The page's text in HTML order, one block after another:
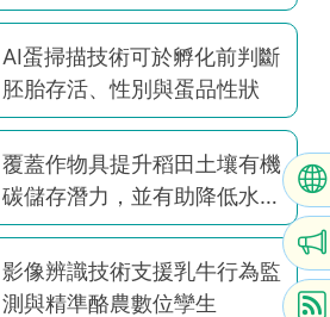
性
AI蛋掃描技術可於孵化前判斷
胚胎存活、性別與蛋品性狀
覆蓋作物具提升稻田土壤有機
碳儲存潛力，並有助降低水稻
耕作全球暖化潛勢
影像辨識技術支援乳牛行為監
測與精準酪農數位孿生